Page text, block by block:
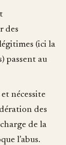
des
(ici la
passent au
nécessite
des
de la
l’abus.